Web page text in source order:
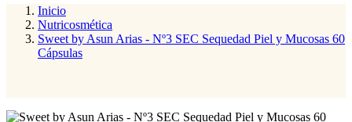
Inicio
Nutricosmética
Sweet by Asun Arias - Nº3 SEC Sequedad Piel y Mucosas 60
Cápsulas